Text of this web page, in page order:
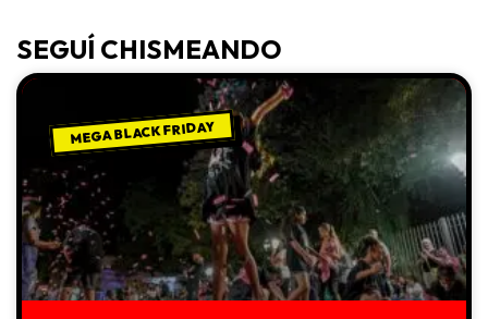
SEGUÍ CHISMEANDO
MEGA BLACK FRIDAY